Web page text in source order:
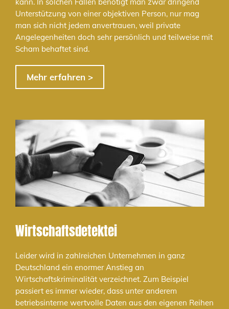
kann. In solchen Fällen benötigt man zwar dringend
Unterstützung von einer objektiven Person, nur mag
man sich nicht jedem anvertrauen, weil private
Angelegenheiten doch sehr persönlich und teilweise mit
Scham behaftet sind.
Mehr erfahren >
Wirtschaftsdetektei
Leider wird in zahlreichen Unternehmen in ganz
Deutschland ein enormer Anstieg an
Wirtschaftskriminalität verzeichnet. Zum Beispiel
passiert es immer wieder, dass unter anderem
betriebsinterne wertvolle Daten aus den eigenen Reihen